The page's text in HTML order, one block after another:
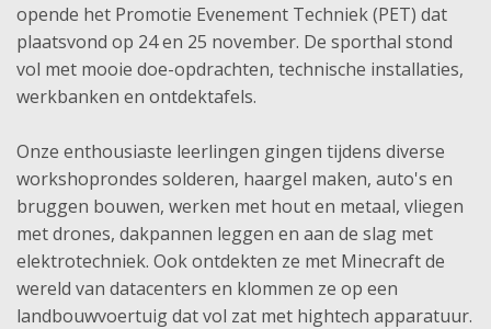
opende het Promotie Evenement Techniek (PET) dat
plaatsvond op 24 en 25 november. De sporthal stond
vol met mooie doe-opdrachten, technische installaties,
werkbanken en ontdektafels.
Onze enthousiaste leerlingen gingen tijdens diverse
workshoprondes solderen, haargel maken, auto's en
bruggen bouwen, werken met hout en metaal, vliegen
met drones, dakpannen leggen en aan de slag met
elektrotechniek. Ook ontdekten ze met Minecraft de
wereld van datacenters en klommen ze op een
landbouwvoertuig dat vol zat met hightech apparatuur.